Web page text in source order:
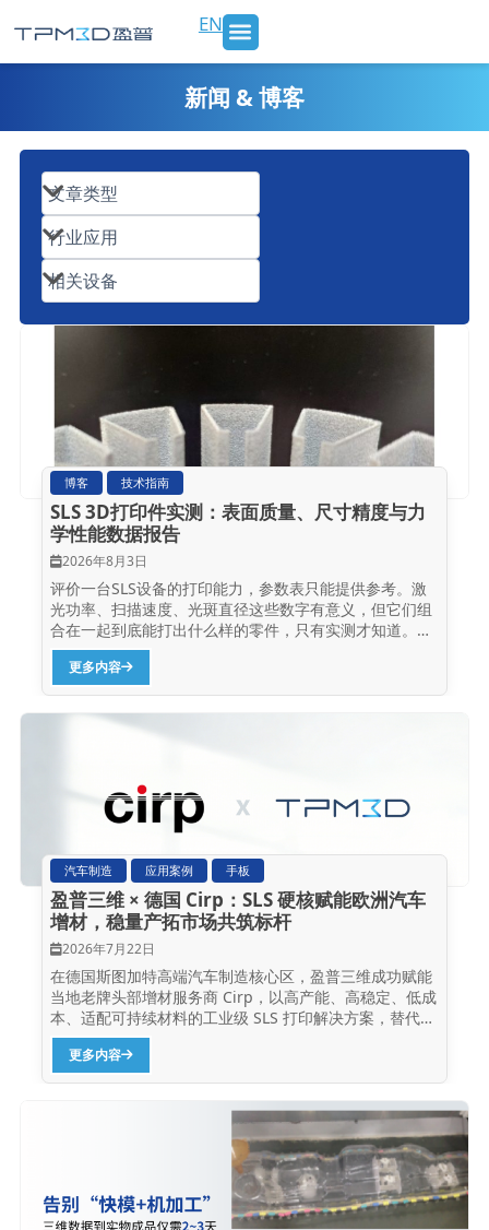
至
内
EN
新闻 & 博客
博客 技术指南
SLS 3D打印件实测：表面质量、尺寸精度与力
学性能数据报告
2026年8月3日
评价一台SLS设备的打印能力，参数表只能提供参考。激
光功率、扫描速度、光斑直径这些数字有意义，但它们组
合在一起到底能打出什么样的零件，只有实测才知道。本
文以盈普P360为例，用标准测试样件的实测数据回答三个
问题：表面能做到多光滑、尺寸精度能到多少、强度够不
够。测试材料选择了两种最具代表性的尼龙粉末——
Precimid1172Pro...
更多内容
汽车制造 应用案例 手板
盈普三维 × 德国 Cirp：SLS 硬核赋能欧洲汽车
增材，稳量产拓市场共筑标杆
2026年7月22日
在德国斯图加特高端汽车制造核心区，盈普三维成功赋能
当地老牌头部增材服务商 Cirp，以高产能、高稳定、低成
本、适配可持续材料的工业级 SLS 打印解决方案，替代原
有欧洲设备短板，精准破解欧洲汽车零部件小批量、多品
种量产难题。 凭借盈普...
更多内容